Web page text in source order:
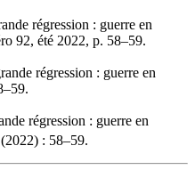
régression : guerre en
92, été 2022, p. 58–59.
régression : guerre en
régression : guerre en
: 58–59.